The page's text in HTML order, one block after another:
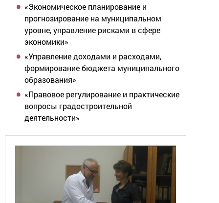
«Экономическое планирование и
прогнозирование на муниципальном
уровне, управление рисками в сфере
экономики»
«Управление доходами и расходами,
формирование бюджета муниципального
образования»
«Правовое регулирование и практические
вопросы градостроительной
деятельности»